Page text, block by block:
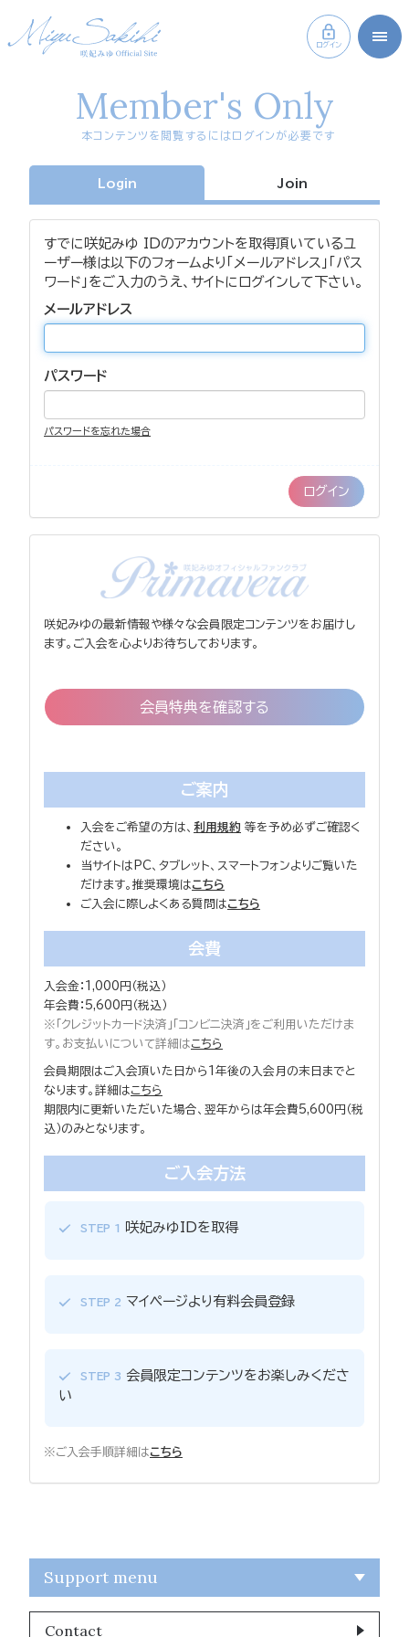
ログイン
Member's Only
本コンテンツを閲覧するにはログインが必要です
Login Join
すでに咲妃みゆ IDのアカウントを取得頂いているユ
ーザー様は以下のフォームより「メールアドレス」「パス
ワード」をご入力のうえ、サイトにログインして下さい。
メールアドレス
パスワード
パスワードを忘れた場合
咲妃みゆの最新情報や様々な会員限定コンテンツをお届けし
ます。ご入会を心よりお待ちしております。
会員特典を確認する
ご案内
入会をご希望の方は、 利用規約 等を予め必ずご確認く
ださい。
当サイトはPC、タブレット、スマートフォンよりご覧いた
だけます。推奨環境はこちら
ご入会に際しよくある質問はこちら
会費
入会金：1,000円（税込）
年会費：5,600円（税込）
※「クレジットカード決済」「コンビニ決済」をご利用いただけま
す。お支払いについて詳細はこちら
会員期限はご入会頂いた日から1年後の入会月の末日までと
なります。詳細はこちら
期限内に更新いただいた場合、翌年からは年会費5,600円（税
込）のみとなります。
ご入会方法
STEP 1 咲妃みゆIDを取得
STEP 2 マイページより有料会員登録
STEP 3
会員限定コンテンツをお楽しみくださ
い
※ご入会手順詳細はこちら
Support menu
Contact